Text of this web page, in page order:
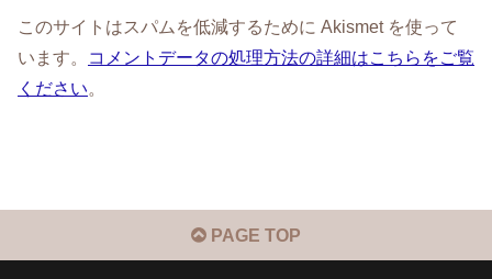
このサイトはスパムを低減するために Akismet を使って
います。
コメントデータの処理方法の詳細はこちらをご覧
ください。
PAGE TOP